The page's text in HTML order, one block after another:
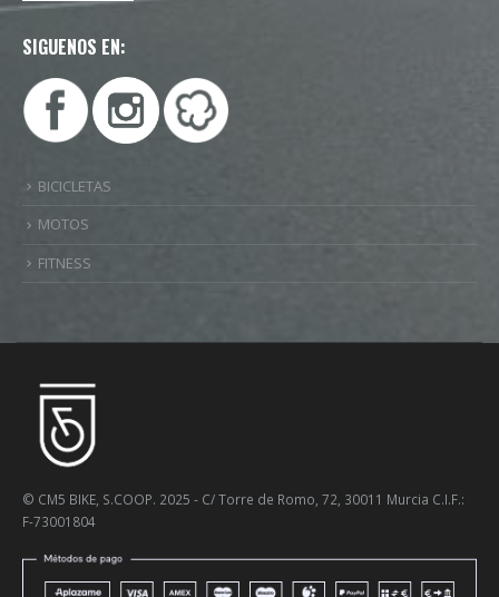
SIGUENOS EN:
BICICLETAS
MOTOS
FITNESS
© CM5 BIKE, S.COOP. 2025 - C/ Torre de Romo, 72, 30011 Murcia C.I.F.:
F-73001804